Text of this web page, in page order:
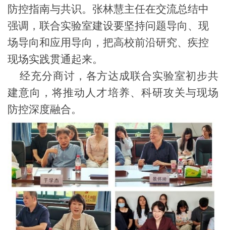
防控指南与共识。张林慧主任在交流总结中
强调，联合实验室建设要坚持问题导向、现
场导向和应用导向，把高校前沿研究、疾控
现场实践贯通起来。
经充分商讨，各方达成联合实验室初步共
建意向，将推动人才培养、科研攻关与现场
防控深度融合。